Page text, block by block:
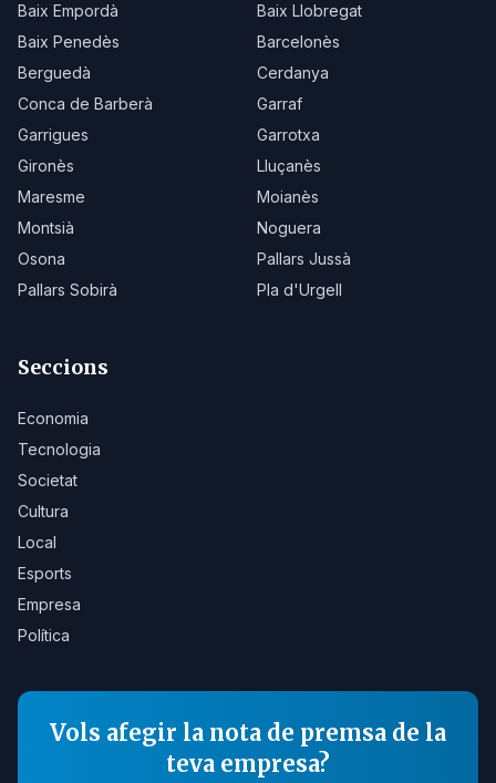
Baix Empordà
Baix Llobregat
Baix Penedès
Barcelonès
Berguedà
Cerdanya
Conca de Barberà
Garraf
Garrigues
Garrotxa
Gironès
Lluçanès
Maresme
Moianès
Montsià
Noguera
Osona
Pallars Jussà
Pallars Sobirà
Pla d'Urgell
Seccions
Economia
Tecnologia
Societat
Cultura
Local
Esports
Empresa
Política
Vols afegir la nota de premsa de la
teva empresa?